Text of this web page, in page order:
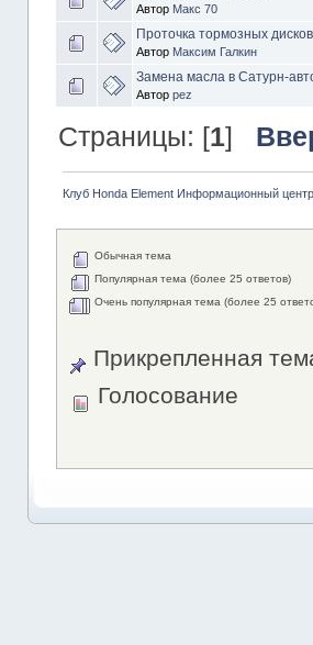
Автор Макс 70
Проточка тормозных
Автор Максим Галкин
Замена масла в Сатурн-
Автор pez
Страницы: [1]
Клуб Honda Element Информационный
Обычная тема
Популярная тема (более 25 ответов)
Очень популярная тема (более 25
Прикрепленная
Голосование